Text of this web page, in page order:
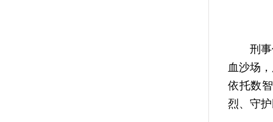
刑事侦
血沙场
依托数
烈、守